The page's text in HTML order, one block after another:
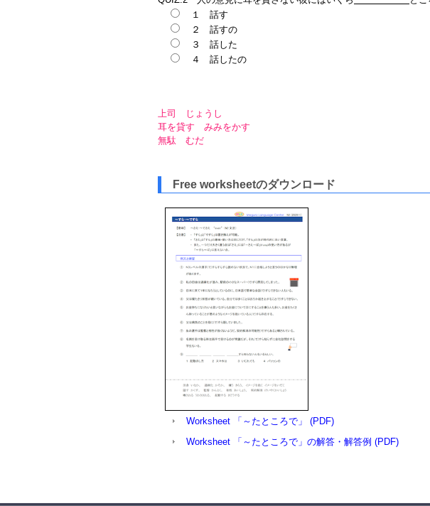
１ 話す
２ 話すの
３ 話した
４ 話したの
上司 じょうし
耳を貸す みみをかす
無駄 むだ
Free worksheetのダウンロード
Worksheet 「～たところで」 (PDF)
Worksheet 「～たところで」の解答・解答例 (PDF)